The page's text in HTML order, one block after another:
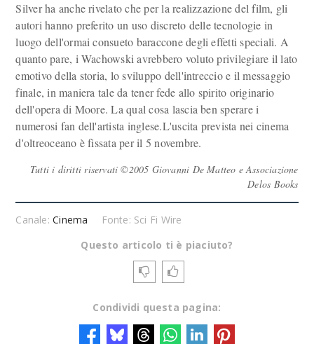
Silver ha anche rivelato che per la realizzazione del film, gli
autori hanno preferito un uso discreto delle tecnologie in
luogo dell'ormai consueto baraccone degli effetti speciali. A
quanto pare, i Wachowski avrebbero voluto privilegiare il lato
emotivo della storia, lo sviluppo dell'intreccio e il messaggio
finale, in maniera tale da tener fede allo spirito originario
dell'opera di Moore. La qual cosa lascia ben sperare i
numerosi fan dell'artista inglese.L'uscita prevista nei cinema
d'oltreoceano è fissata per il 5 novembre.
Tutti i diritti riservati ©2005 Giovanni De Matteo e Associazione
Delos Books
Canale:Cinema
Fonte: Sci Fi Wire
Questo articolo ti è piaciuto?
Condividi questa pagina: